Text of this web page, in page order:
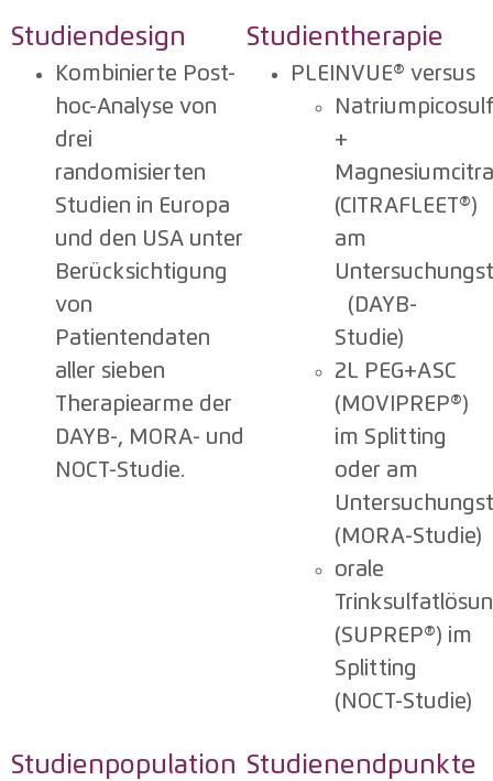
Studiendesign
Kombinierte Post-
hoc-Analyse von
drei
randomisierten
Studien in Europa
und den USA unter
Berücksichtigung
von
Patientendaten
aller sieben
Therapiearme der
DAYB-, MORA- und
NOCT-Studie.
Studientherapie
PLEINVUE® versus
+
(CITRAFLEET®)
am
(DAYB-
Studie)
2L PEG+ASC
(MOVIPREP®)
im Splitting
oder am
(MORA-Studie)
orale
(SUPREP®) im
Splitting
(NOCT-Studie)
Studienpopulation Studienendpunkte